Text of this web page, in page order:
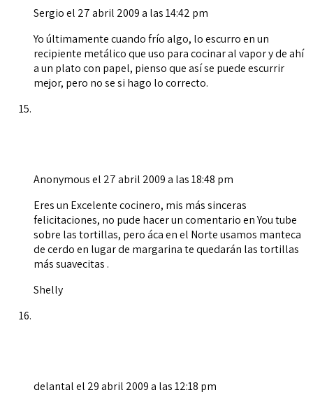
Sergioel 27 abril 2009 a las 14:42 pm
Yo últimamente cuando frío algo, lo escurro en un
recipiente metálico que uso para cocinar al vapor y de ahí
a un plato con papel, pienso que así se puede escurrir
mejor, pero no se si hago lo correcto.
Anonymousel 27 abril 2009 a las 18:48 pm
Eres un Excelente cocinero, mis más sinceras
felicitaciones, no pude hacer un comentario en You tube
sobre las tortillas, pero áca en el Norte usamos manteca
de cerdo en lugar de margarina te quedarán las tortillas
más suavecitas .
Shelly
delantalel 29 abril 2009 a las 12:18 pm